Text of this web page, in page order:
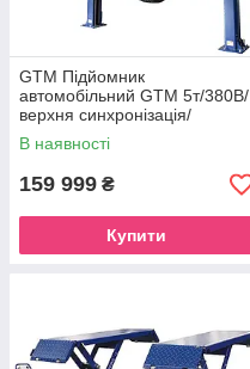
GTM Підйомник
автомобільний GTM 5т/380В/
верхня синхронізація/
мех.замки
В наявності
159 999 ₴
Купити